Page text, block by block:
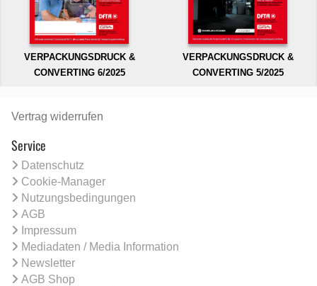
VERPACKUNGSDRUCK &
CONVERTING 6/2025
VERPACKUNGSDRUCK &
CONVERTING 5/2025
Vertrag widerrufen
Service
Datenschutz
Cookie-Manager
Nutzungsbedingungen
AGB
Impressum
Mediadaten / Media Information
Newsletter
AGB Shop